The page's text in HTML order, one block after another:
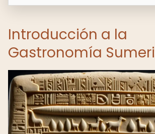
Introducción a la
Gastronomía